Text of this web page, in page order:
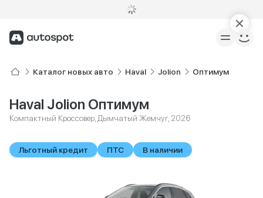
Каталог новых авто Haval Jolion Оптимум
Haval Jolion Оптимум
Компактный Кроссовер, Дымчатый Жемчуг, 2026
Льготный кредит ПТС В наличии